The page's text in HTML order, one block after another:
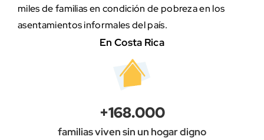
miles de familias en condición de pobreza en los
asentamientos informales del país.
En Costa Rica
familias viven sin un hogar digno
+168.000